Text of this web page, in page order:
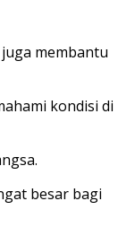
membantu
kondisi di
besar bagi